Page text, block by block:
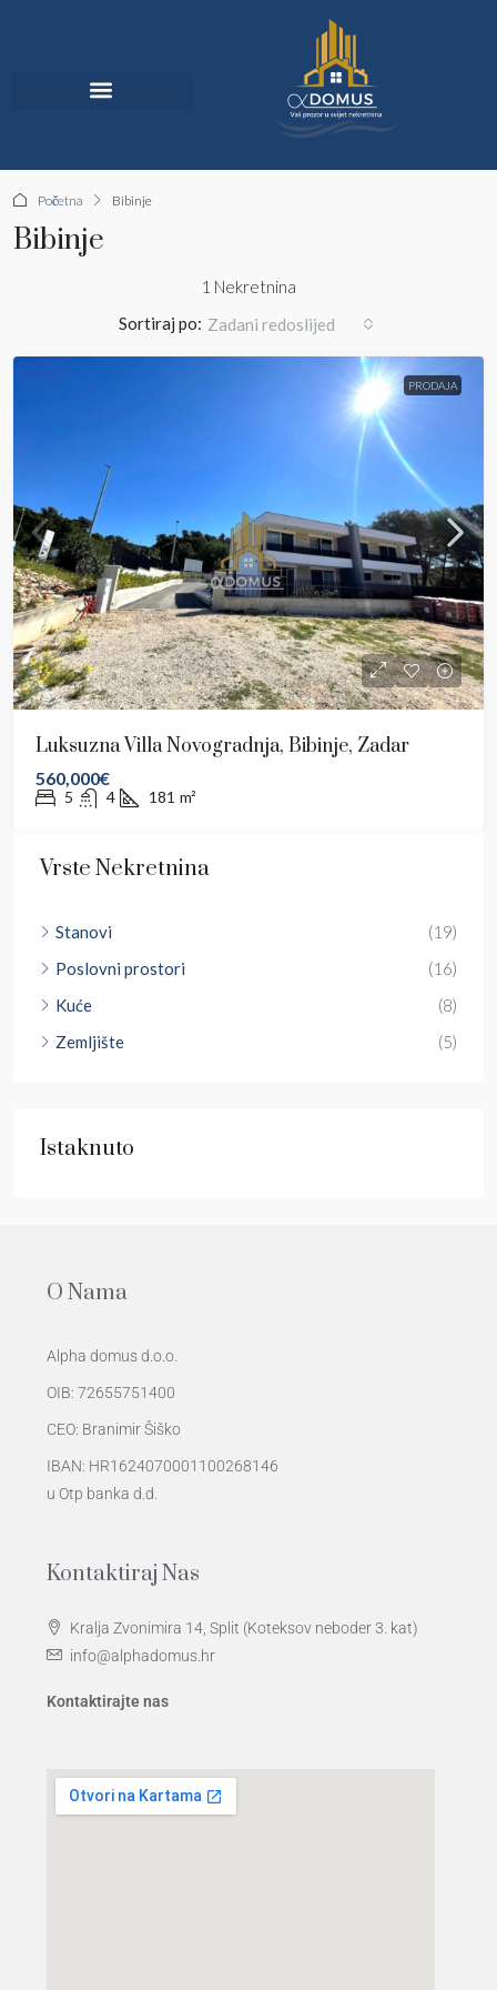
Početna Bibinje
Bibinje
1 Nekretnina
Sortiraj po: Zadani redoslijed
PRODAJA
Luksuzna Villa Novogradnja, Bibinje, Zadar
560,000€
5 4 181 m²
Vrste Nekretnina
Stanovi
(19)
Poslovni prostori
(16)
Kuće
(8)
Zemljište
(5)
Istaknuto
O Nama
Alpha domus d.o.o.
OIB: 72655751400
CEO: Branimir Šiško
IBAN: HR1624070001100268146
u Otp banka d.d.
Kontaktiraj Nas
Kralja Zvonimira 14, Split (Koteksov neboder 3. kat)
info@alphadomus.hr
Kontaktirajte nas